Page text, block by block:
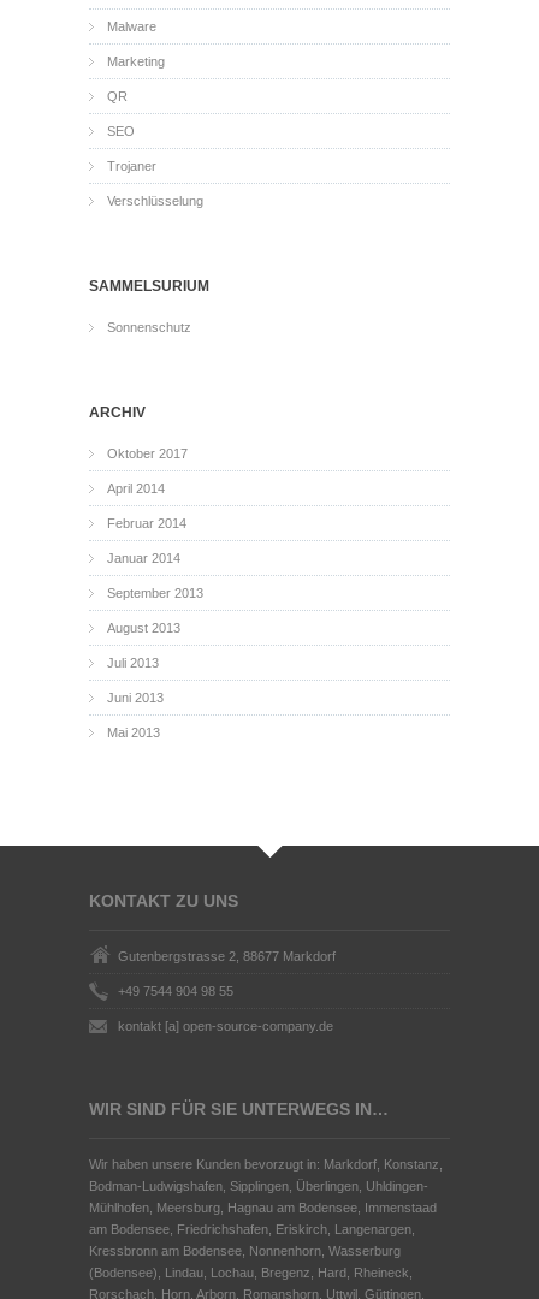
Malware
Marketing
QR
SEO
Trojaner
Verschlüsselung
SAMMELSURIUM
Sonnenschutz
ARCHIV
Oktober 2017
April 2014
Februar 2014
Januar 2014
September 2013
August 2013
Juli 2013
Juni 2013
Mai 2013
KONTAKT ZU UNS
Gutenbergstrasse 2, 88677 Markdorf
+49 7544 904 98 55
kontakt [a] open-source-company.de
WIR SIND FÜR SIE UNTERWEGS IN…
Wir haben unsere Kunden bevorzugt in: Markdorf, Konstanz,
Bodman-Ludwigshafen, Sipplingen, Überlingen, Uhldingen-
Mühlhofen, Meersburg, Hagnau am Bodensee, Immenstaad
am Bodensee, Friedrichshafen, Eriskirch, Langenargen,
Kressbronn am Bodensee, Nonnenhorn, Wasserburg
(Bodensee), Lindau, Lochau, Bregenz, Hard, Rheineck,
Rorschach, Horn, Arborn, Romanshorn, Uttwil, Güttingen,